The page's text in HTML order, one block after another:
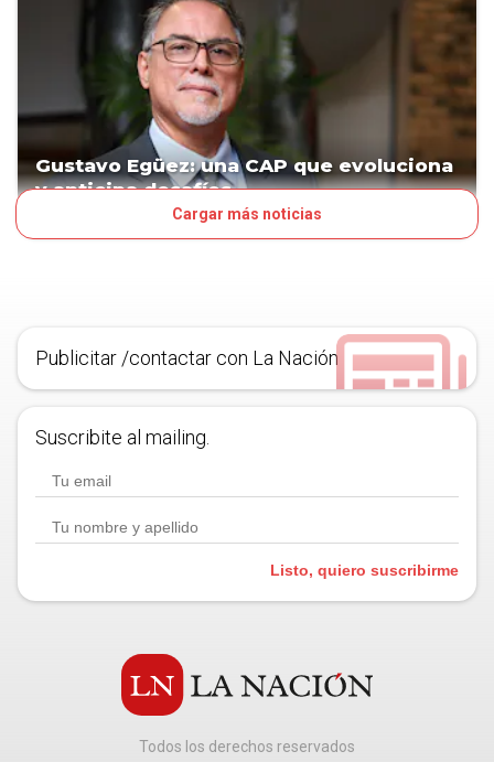
Gustavo Egüez: una CAP que evoluciona
y anticipa desafíos
CORE BUSINESSCargar más noticias
Publicitar /contactar con La Nación
Suscribite al mailing.
Listo, quiero suscribirme
Todos los derechos reservados